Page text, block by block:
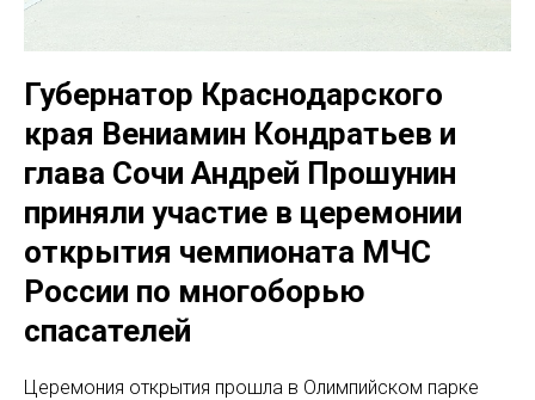
Губернатор Краснодарского
края Вениамин Кондратьев и
глава Сочи Андрей Прошунин
приняли участие в церемонии
открытия чемпионата МЧС
России по многоборью
спасателей
Церемония открытия прошла в Олимпийском парке